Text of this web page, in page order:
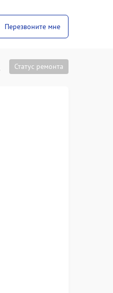
Перезвоните мне
Статус ремонта